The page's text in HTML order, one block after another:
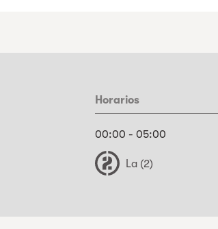
Horarios
00:00 - 05:00
La (2)